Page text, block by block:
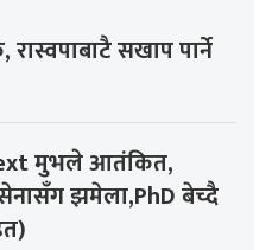
सखाप पार्ने
मुभले आतंकित,
झमेला,PhD बेच्दै